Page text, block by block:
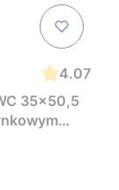
4.07
35x50,5